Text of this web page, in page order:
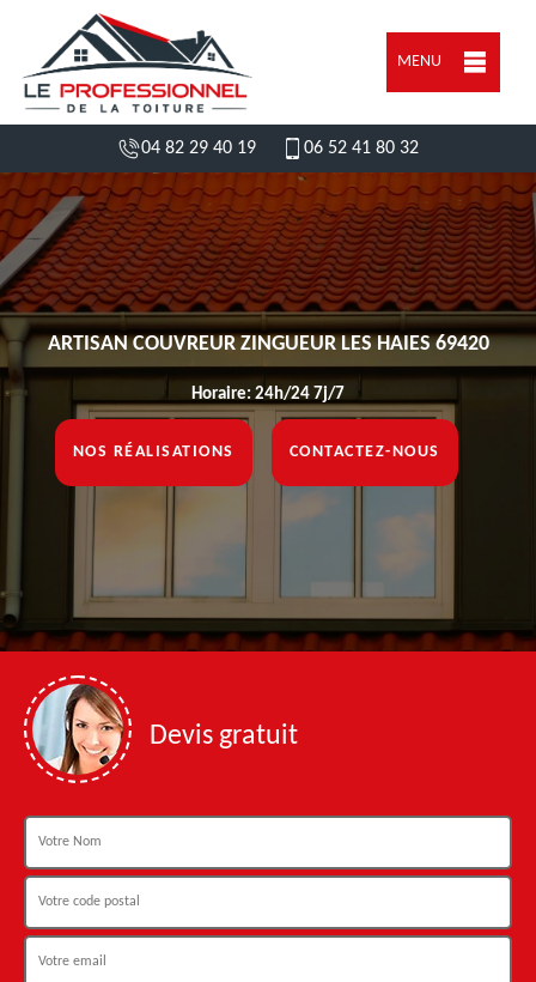
MENU
04 82 29 40 19 06 52 41 80 32
ARTISAN COUVREUR ZINGUEUR LES HAIES 69420
Horaire: 24h/24 7j/7
NOS RÉALISATIONS CONTACTEZ-NOUS
Devis gratuit